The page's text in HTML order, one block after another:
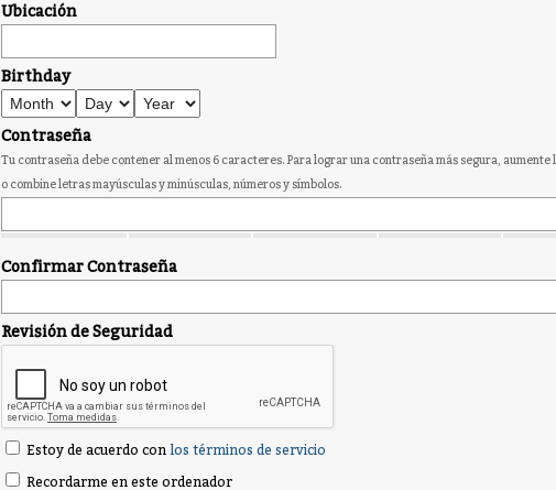
Ubicación
Birthday
Contraseña
Tu contraseña debe contener al menos 6 caracteres. Para lograr una contraseña más segura, aumente
o combine letras mayúsculas y minúsculas, números y símbolos.
Confirmar Contraseña
Revisión de Seguridad
Estoy de acuerdo con los términos de servicio
Recordarme en este ordenador